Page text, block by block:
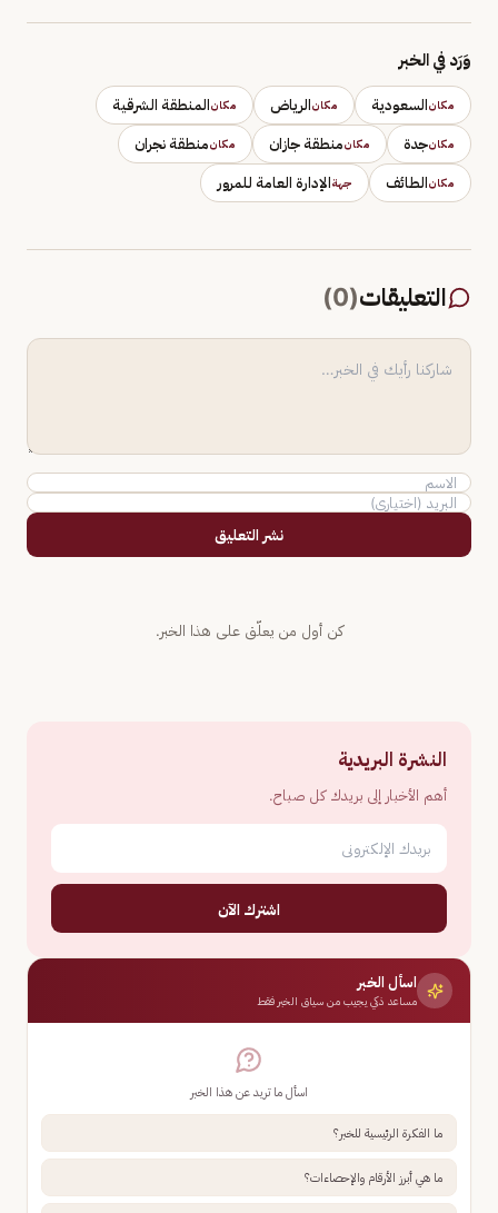
وَرَد في الخبر
مكانالسعودية مكانالرياض مكانالمنطقة الشرقية
مكانجدة مكانمنطقة جازان مكانمنطقة نجران
مكانالطائف جهةالإدارة العامة للمرور
التعليقات(
0
)
نشر التعليق
كن أول من يعلّق على هذا الخبر.
النشرة البريدية
أهم الأخبار إلى بريدك كل صباح.
اشترك الآن
اسأل الخبر
مساعد ذكي يجيب من سياق الخبر فقط
اسأل ما تريد عن هذا الخبر
ما الفكرة الرئيسية للخبر؟
ما هي أبرز الأرقام والإحصاءات؟